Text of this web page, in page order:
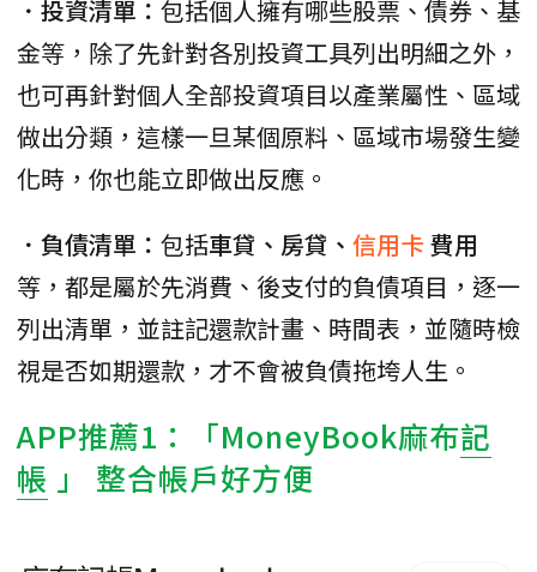
．投資清單： 包括個人擁有哪些股票、債券、基
金等，除了先針對各別投資工具列出明細之外，
也可再針對個人全部投資項目以產業屬性、區域
做出分類，這樣一旦某個原料、區域市場發生變
化時，你也能立即做出反應。
．負債清單： 包括車貸、房貸、 信用卡 費用
等，都是屬於先消費、後支付的負債項目，逐一
列出清單，並註記還款計畫、時間表，並隨時檢
視是否如期還款，才不會被負債拖垮人生。
APP推薦1：「MoneyBook麻布記
帳 」 整合帳戶好方便